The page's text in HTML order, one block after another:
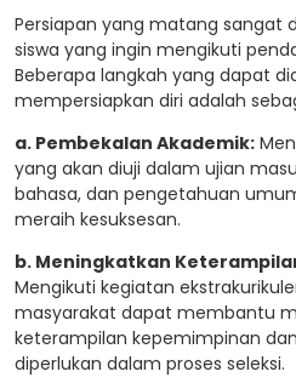
Persiapan yang matang sangat
siswa yang ingin mengikuti
Beberapa langkah yang dapat
mempersiapkan diri adalah
a. Pembekalan Akademik:
yang akan diuji dalam ujian
bahasa, dan pengetahuan
meraih kesuksesan.
b. Meningkatkan
Mengikuti kegiatan
masyarakat dapat membantu
keterampilan kepemimpinan
diperlukan dalam proses seleksi.